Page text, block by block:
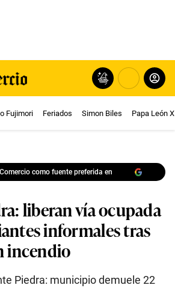
Fujimori Feriados Simon Biles Papa León
como fuente preferida en
liberan vía ocupada
informales tras
incendio
Piedra: municipio demuele 22